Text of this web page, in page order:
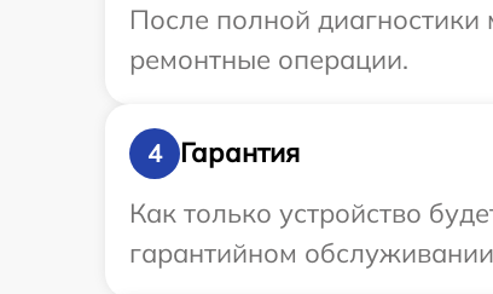
После полной
ремонтные операции.
4
Гарантия
Как только устройство
гарантийном